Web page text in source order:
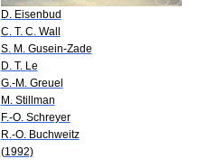
D. Eisenbud
C. T. C. Wall
S. M. Gusein-Zade
D. T. Le
G.-M. Greuel
M. Stillman
F.-O. Schreyer
R.-O. Buchweitz
(1992)